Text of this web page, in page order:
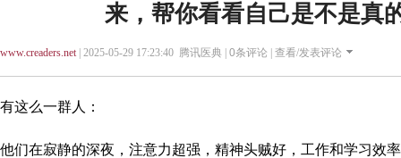
来，帮你看看自己是不是真
www.creaders.net| 2025-05-29 17:23:40 腾讯医典 | 0条评论 | 查看/发表评论
有这么一群人：
他们在寂静的深夜，注意力超强，精神头贼好，工作和学习效